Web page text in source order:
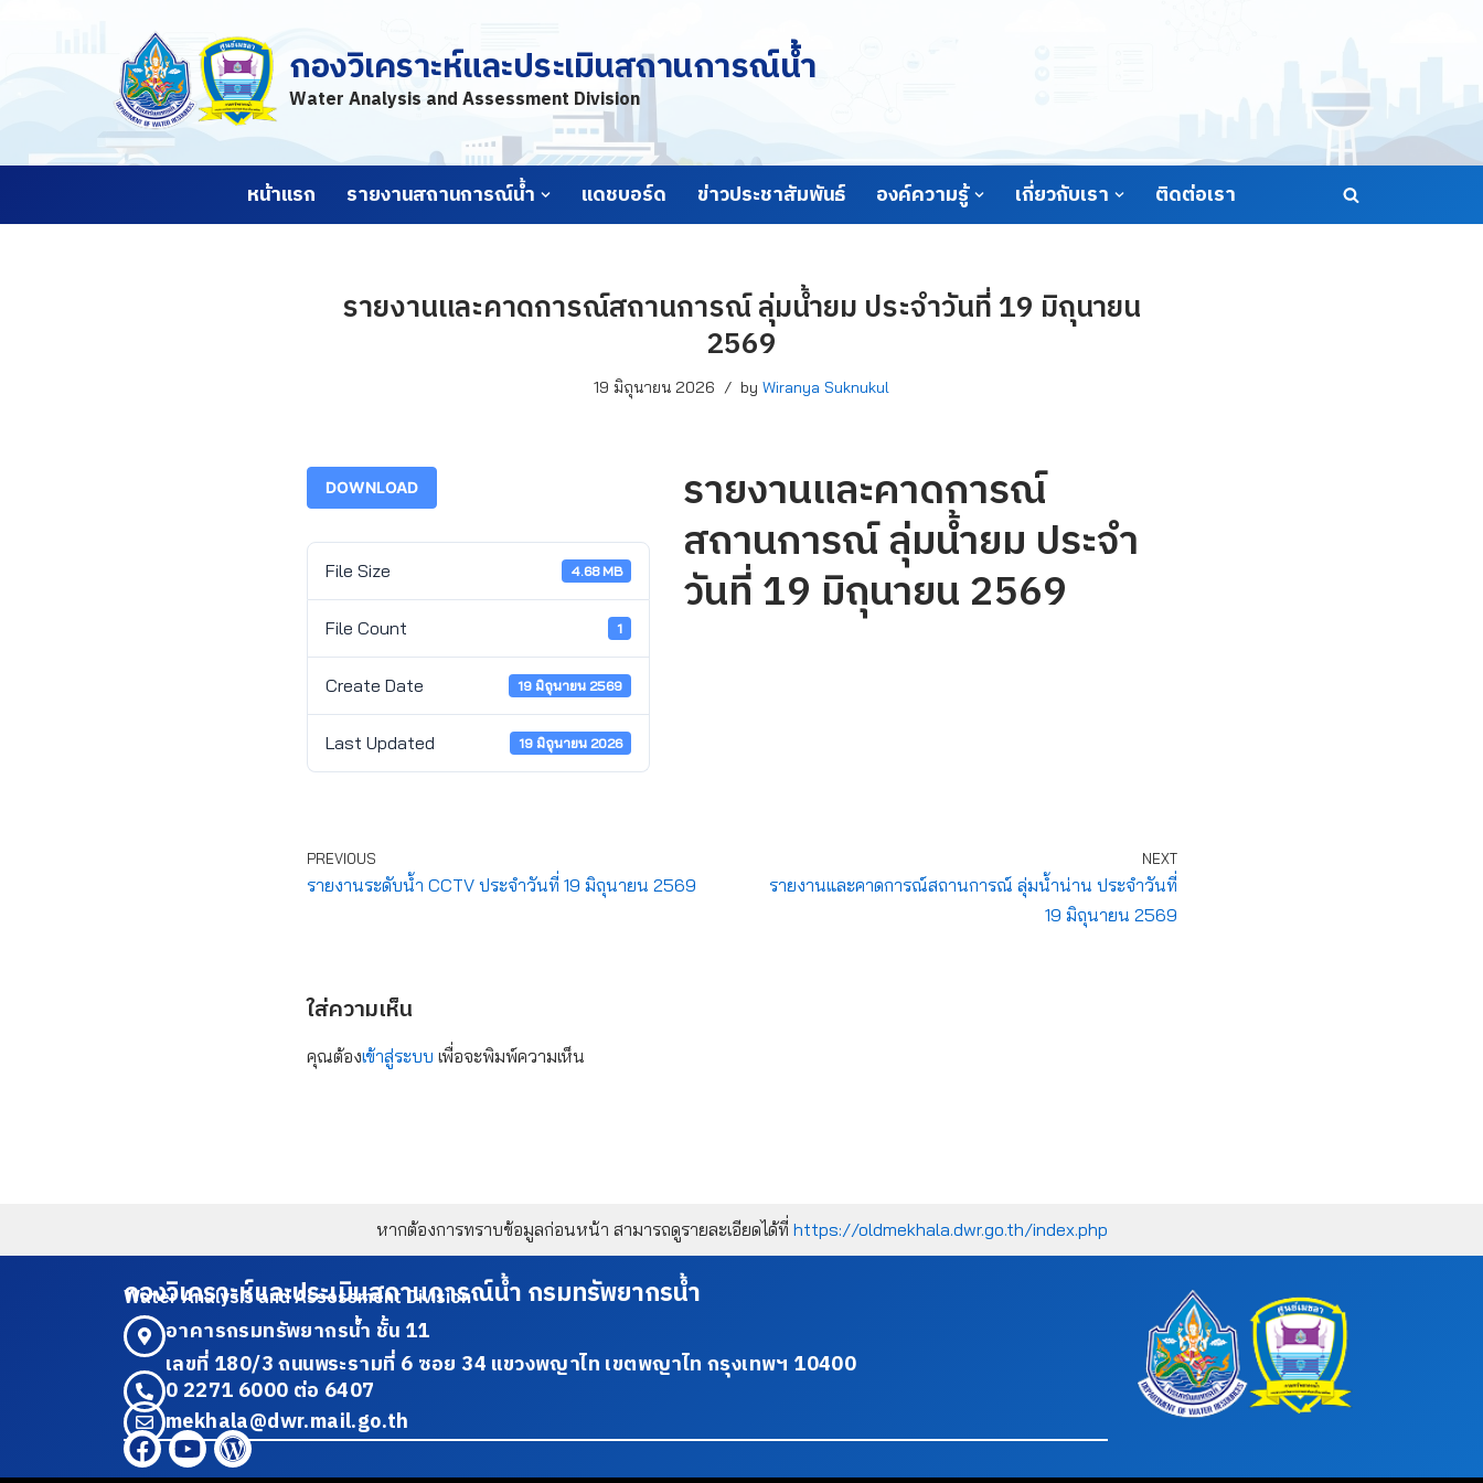
กองวิเคราะห์และประเมินสถานการณ์น้ำ
Water Analysis and Assessment Division
หน้าแรก รายงานสถานการณ์น้ำ แดชบอร์ด ข่าวประชาสัมพันธ์ องค์ความรู้ เกี่ยวกับเรา ติดต่อเรา
รายงานและคาดการณ์สถานการณ์ ลุ่มน้ำยม ประจำวันที่ 19 มิถุนายน
2569
19 มิถุนายน 2026 by Wiranya Suknukul
DOWNLOAD
File Size 4.68 MB
File Count 1
Create Date 19 มิถุนายน 2569
Last Updated 19 มิถุนายน 2026
รายงานและคาดการณ์
สถานการณ์ ลุ่มน้ำยม ประจำ
วันที่ 19 มิถุนายน 2569
PREVIOUS
รายงานระดับน้ำ CCTV ประจำวันที่ 19 มิถุนายน 2569
NEXT
รายงานและคาดการณ์สถานการณ์ ลุ่มน้ำน่าน ประจำวันที่
19 มิถุนายน 2569
ใส่ความเห็น
คุณต้องเข้าสู่ระบบ เพื่อจะพิมพ์ความเห็น
หากต้องการทราบข้อมูลก่อนหน้า สามารถดูรายละเอียดได้ที่ https://oldmekhala.dwr.go.th/index.php
กองวิเคราะห์และประเมินสถานการณ์น้ำ กรมทรัพยากรน้ำ
Water Analysis and Assessment Division
อาคารกรมทรัพยากรน้ำ ชั้น 11
เลขที่ 180/3 ถนนพระรามที่ 6 ซอย 34 แขวงพญาไท เขตพญาไท กรุงเทพฯ 10400
0 2271 6000 ต่อ 6407
mekhala@dwr.mail.go.th